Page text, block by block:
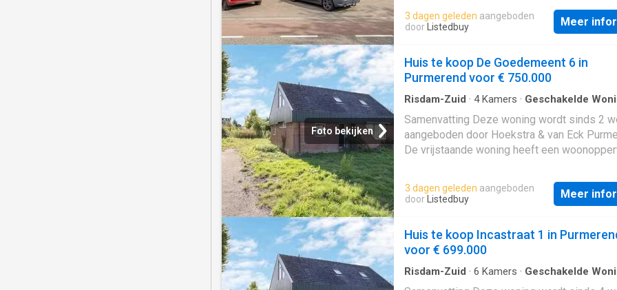
slaapkamers; De woning is gebouwd In
in de buurt Azië in Purmerend; De woning
onder andere over de volgende
Bergruimte, Toilet, Wasruimte. Beschrijving
3 dagen geleden aangeboden
door Listedbuy Meer
Foto bekijken
Huis te koop De Goedemeent 6 in
Purmerend voor € 750.000
Risdam-Zuid · 4Kamers · Geschakelde
Samenvatting Deze woning wordt sinds 2
aangeboden door Hoekstra & van Eck
De vrijstaande woning heeft een
slaapkamers; De woning is gebouwd In
in de buurt Purmer-ZuidZuid in Purmerend.
3 dagen geleden aangeboden
door Listedbuy Meer
Huis te koop Incastraat 1 in
voor € 699.000
Risdam-Zuid · 6 Kamers · Geschakelde